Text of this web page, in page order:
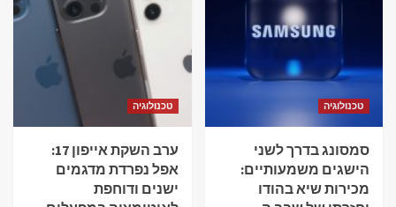
טכנולוגיה
סמסונג בדרך לשני
הישגים משמעותיים:
מכירות שיא בהודו
טכנולוגיה
ערב השקת אייפון 17:
אפל נפרדת מדגמים
ישנים ודוחפת